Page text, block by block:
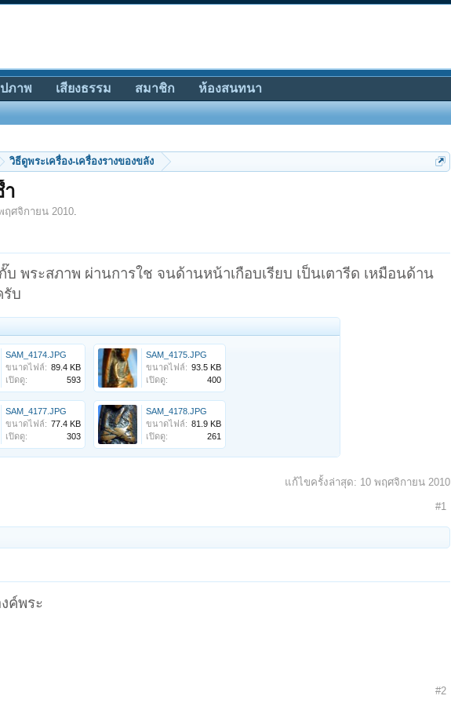
วิธีดูพระเครื่อง-เครื่องรางของขลัง
ฤศจิกายน 2010.
พระสภาพ ผ่านการใช จนด้านหน้าเกือบเรียบ เป็นเตารีด เหมือนด้าน
รับ
SAM_4174.JPG
ขนาดไฟล์: 89.4 KB
เปิดดู:
593
SAM_4175.JPG
ขนาดไฟล์: 93.5 KB
เปิดดู:
400
SAM_4177.JPG
ขนาดไฟล์: 77.4 KB
เปิดดู:
303
SAM_4178.JPG
ขนาดไฟล์: 81.9 KB
เปิดดู:
261
แก้ไขครั้งล่าสุด: 10 พฤศจิกายน 2010
#1
ค์พระ
#2
ภาพ เสียงธรรม สมาชิก ห้องสนทนา